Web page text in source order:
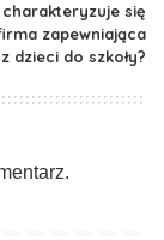
charakteryzuje się
zapewniająca
dzieci do szkoły?